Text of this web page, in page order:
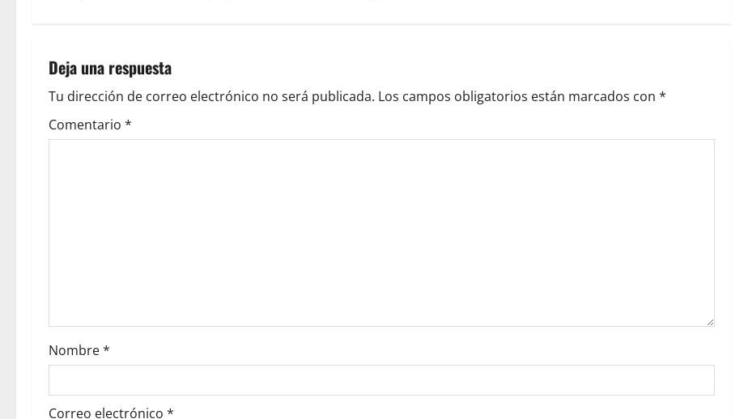
Deja una respuesta
Tu dirección de correo electrónico no será publicada. Los campos obligatorios están marcados con *
Comentario *
Nombre*
Correo electrónico *